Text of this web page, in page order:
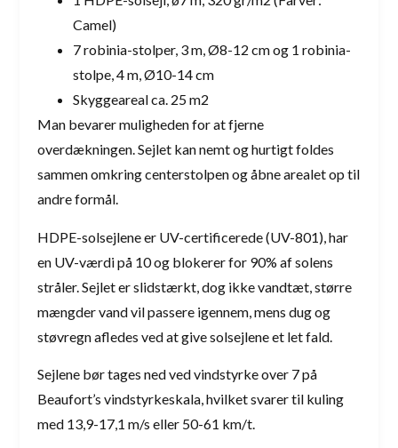
Camel)
7 robinia-stolper, 3 m, Ø8-12 cm og 1 robinia-
stolpe, 4 m, Ø10-14 cm
Skyggeareal ca. 25 m2
Man bevarer muligheden for at fjerne
overdækningen. Sejlet kan nemt og hurtigt foldes
sammen omkring centerstolpen og åbne arealet op til
andre formål.
HDPE-solsejlene er UV-certificerede (UV-801), har
en UV-værdi på 10 og blokerer for 90% af solens
stråler. Sejlet er slidstærkt, dog ikke vandtæt, større
mængder vand vil passere igennem, mens dug og
støvregn afledes ved at give solsejlene et let fald.
Sejlene bør tages ned ved vindstyrke over 7 på
Beaufort’s vindstyrkeskala, hvilket svarer til kuling
med 13,9-17,1 m/s eller 50-61 km/t.